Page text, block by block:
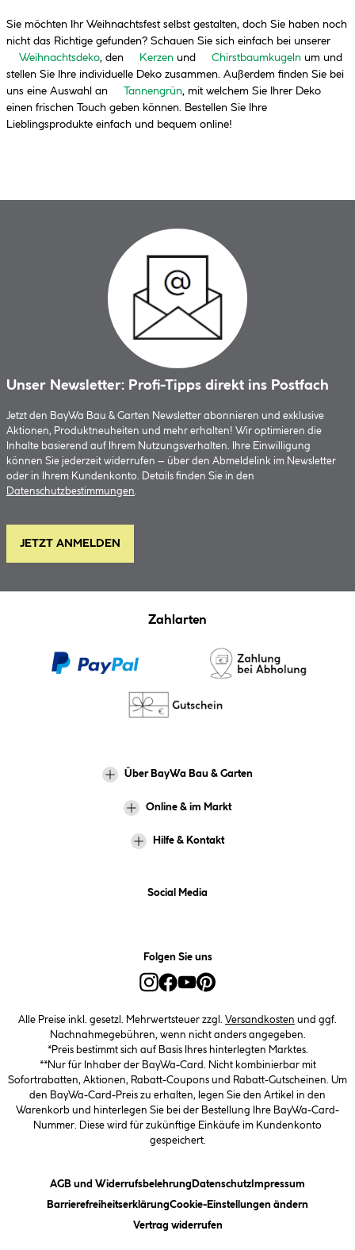
Sie möchten Ihr Weihnachtsfest selbst gestalten, doch Sie haben noch
nicht das Richtige gefunden? Schauen Sie sich einfach bei unserer
Weihnachtsdeko, den Kerzen und Chirstbaumkugeln um und
stellen Sie Ihre individuelle Deko zusammen. Außerdem finden Sie bei
uns eine Auswahl an
Tannengrün, mit welchem Sie Ihrer Deko
einen frischen Touch geben können. Bestellen Sie Ihre
Lieblingsprodukte einfach und bequem online!
Unser Newsletter: Profi-Tipps direkt ins Postfach
Jetzt den BayWa Bau & Garten Newsletter abonnieren und exklusive
Aktionen, Produktneuheiten und mehr erhalten! Wir optimieren die
Inhalte basierend auf Ihrem Nutzungsverhalten. Ihre Einwilligung
können Sie jederzeit widerrufen – über den Abmeldelink im Newsletter
oder in Ihrem Kundenkonto. Details finden Sie in den
Datenschutzbestimmungen.
JETZT ANMELDEN
Zahlarten
Über BayWa Bau & Garten
Online & im Markt
Hilfe & Kontakt
Social Media
Folgen Sie uns
Alle Preise inkl. gesetzl. Mehrwertsteuer zzgl. Versandkosten und ggf.
Nachnahmegebühren, wenn nicht anders angegeben.
*Preis bestimmt sich auf Basis Ihres hinterlegten Marktes.
**Nur für Inhaber der BayWa-Card. Nicht kombinierbar mit
Sofortrabatten, Aktionen, Rabatt-Coupons und Rabatt-Gutscheinen. Um
den BayWa-Card-Preis zu erhalten, legen Sie den Artikel in den
Warenkorb und hinterlegen Sie bei der Bestellung Ihre BayWa-Card-
Nummer. Diese wird für zukünftige Einkäufe im Kundenkonto
gespeichert.
AGB und Widerrufsbelehrung (öffnet ein Dialogfeld)
Datenschutz(öffnet ein Dialogfeld)
Impressum
Barrierefreiheitserklärung(öffnet ein Dialogfeld)
Cookie-Einstellungen ändern(öffnet
Vertrag widerrufen